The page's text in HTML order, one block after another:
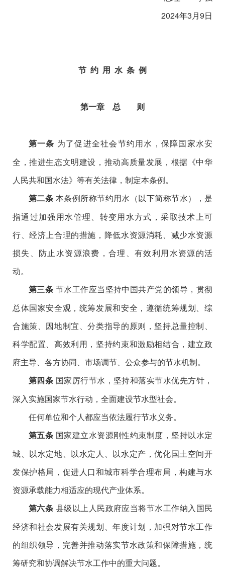
2024年3月9日
节 约 用 水 条 例
第一章 总 则
第一条 为了促进全社会节约用水，保障国家水安
全，推进生态文明建设，推动高质量发展，根据《中华
人民共和国水法》等有关法律，制定本条例。
第二条 本条例所称节约用水（以下简称节水），是
指通过加强用水管理、转变用水方式，采取技术上可
行、经济上合理的措施，降低水资源消耗、减少水资源
损失、防止水资源浪费，合理、有效利用水资源的活
动。
第三条 节水工作应当坚持中国共产党的领导，贯彻
总体国家安全观，统筹发展和安全，遵循统筹规划、综
合施策、因地制宜、分类指导的原则，坚持总量控制、
科学配置、高效利用，坚持约束和激励相结合，建立政
府主导、各方协同、市场调节、公众参与的节水机制。
第四条 国家厉行节水，坚持和落实节水优先方针，
深入实施国家节水行动，全面建设节水型社会。
任何单位和个人都应当依法履行节水义务。
第五条 国家建立水资源刚性约束制度，坚持以水定
城、以水定地、以水定人、以水定产，优化国土空间开
发保护格局，促进人口和城市科学合理布局，构建与水
资源承载能力相适应的现代产业体系。
第六条 县级以上人民政府应当将节水工作纳入国民
经济和社会发展有关规划、年度计划，加强对节水工作
的组织领导，完善并推动落实节水政策和保障措施，统
筹研究和协调解决节水工作中的重大问题。